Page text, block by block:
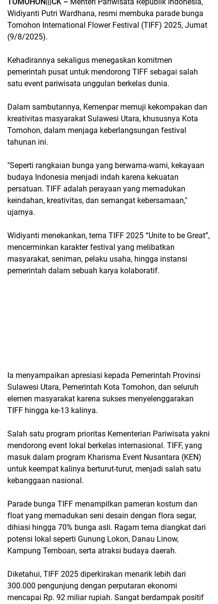
Widiyanti Putri Wardhana, resmi membuka parade bunga
Tomohon International Flower Festival (TIFF) 2025, Jumat
(9/8/2025).
Kehadirannya sekaligus menegaskan komitmen
pemerintah pusat untuk mendorong TIFF sebagai salah
satu event pariwisata unggulan berkelas dunia.
Dalam sambutannya, Kemenpar memuji kekompakan dan
kreativitas masyarakat Sulawesi Utara, khususnya Kota
Tomohon, dalam menjaga keberlangsungan festival
tahunan ini.
"Seperti rangkaian bunga yang berwarna-warni, kekayaan
budaya Indonesia menjadi indah karena kekuatan
persatuan. TIFF adalah perayaan yang memadukan
keindahan, kreativitas, dan semangat kebersamaan,"
ujarnya.
Widiyanti menekankan, tema TIFF 2025 “Unite to be Great”,
mencerminkan karakter festival yang melibatkan
masyarakat, seniman, pelaku usaha, hingga instansi
pemerintah dalam sebuah karya kolaboratif.
Ia menyampaikan apresiasi kepada Pemerintah Provinsi
Sulawesi Utara, Pemerintah Kota Tomohon, dan seluruh
elemen masyarakat karena sukses menyelenggarakan
TIFF hingga ke-13 kalinya.
Salah satu program prioritas Kementerian Pariwisata yakni
mendorong event lokal berkelas internasional. TIFF, yang
masuk dalam program Kharisma Event Nusantara (KEN)
untuk keempat kalinya berturut-turut, menjadi salah satu
kebanggaan nasional.
Parade bunga TIFF menampilkan pameran kostum dan
float yang memadukan seni desain dengan flora segar,
dihiasi hingga 70% bunga asli. Ragam tema diangkat dari
potensi lokal seperti Gunung Lokon, Danau Linow,
Kampung Temboan, serta atraksi budaya daerah.
Diketahui, TIFF 2025 diperkirakan menarik lebih dari
300.000 pengunjung dengan perputaran ekonomi
mencapai Rp. 92 miliar rupiah. Sangat berdampak positif